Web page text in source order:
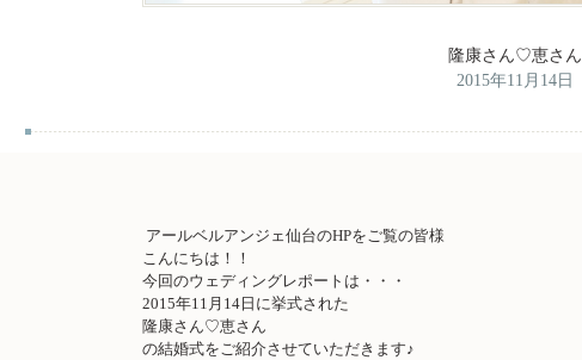
隆康さん♡恵さん
2015年11月14日
アールベルアンジェ仙台のHPをご覧の皆様
こんにちは！！
今回のウェディングレポートは・・・
2015年11月14日に挙式された
隆康さん♡恵さん
の結婚式をご紹介させていただきます♪